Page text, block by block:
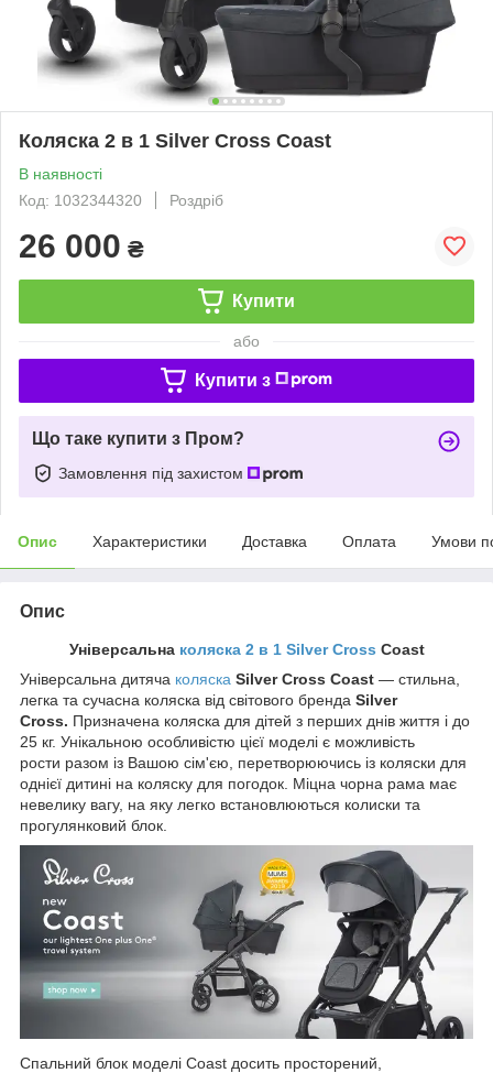
Коляска 2 в 1 Silver Cross Coast
В наявності
Код: 1032344320
Роздріб
26 000 ₴
Купити
або
Купити з
Що таке купити з Пром?
Замовлення під захистом
Опис Характеристики Доставка Оплата Умови
Опис
Універсальна коляска 2 в 1 Silver Cross Coast
Універсальна дитяча коляска Silver Cross Coast — стильна,
легка та сучасна коляска від світового бренда Silver
Cross. Призначена коляска для дітей з перших днів життя і до
25 кг. Унікальною особливістю цієї моделі є можливість
рости разом із Вашою сім'єю, перетворюючись із коляски для
однієї дитині на коляску для погодок. Міцна чорна рама має
невелику вагу, на яку легко встановлюються колиски та
прогулянковий блок.
Спальний блок моделі Coast досить просторений,